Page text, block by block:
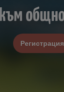
Регистрация